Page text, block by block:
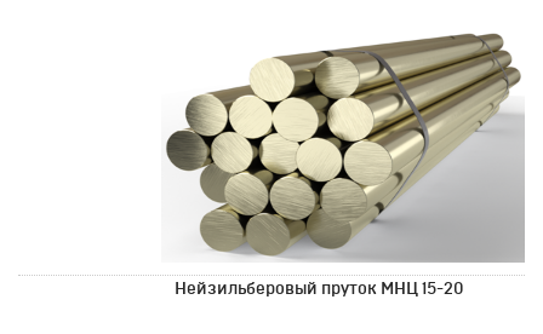
Нейзильберовый пруток МНЦ 15-20